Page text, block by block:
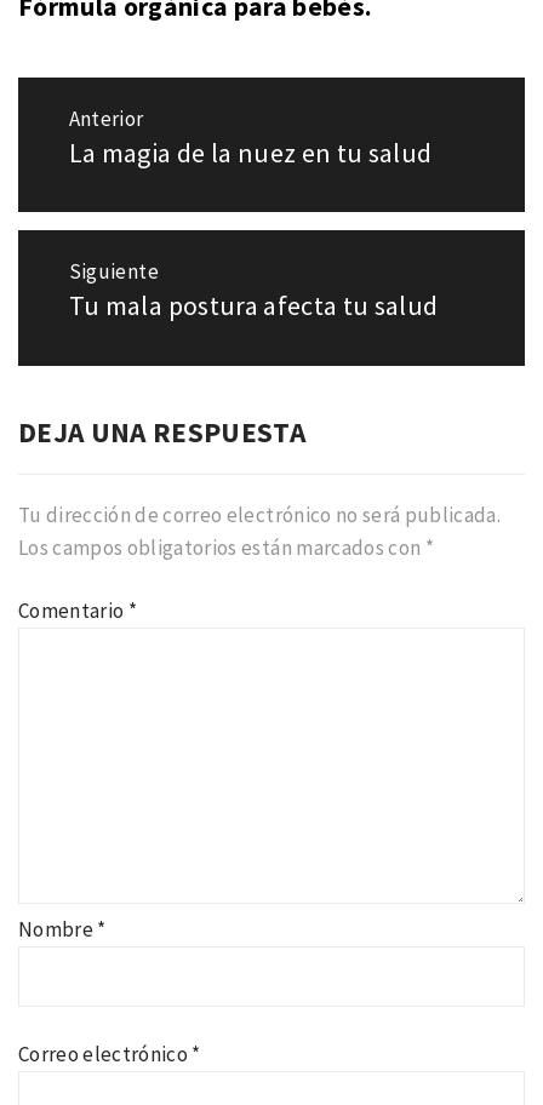
Navegación
entradas
Anterior
Entrada
La magia de la nuez en tu salud
Siguiente
Entrada
Tu mala postura afecta tu salud
DEJA UNA RESPUESTA
Tu dirección de correo electrónico no será publicada.
Los campos obligatorios están marcados con *
Comentario *
Nombre*
Correo electrónico *